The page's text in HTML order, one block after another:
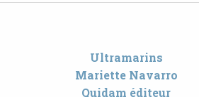
Ultramarins
Mariette Navarro
Quidam éditeur